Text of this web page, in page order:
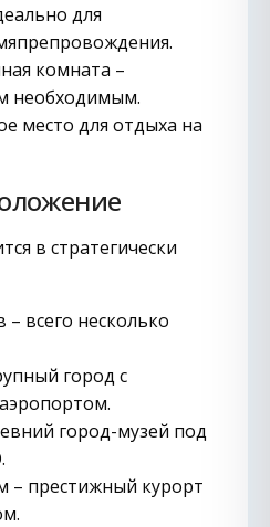
для
комната –
необходимым.
место для отдыха на
в стратегически
– всего несколько
город с
город-музей под
– престижный курорт